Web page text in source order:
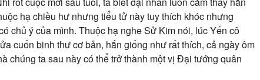
hạ chiều hư nhưng tiểu tử này tuy thích khóc nhưng
chủ ý của mình. Thuộc hạ nghe Sử Kim nói, lúc Yến cô
cuốn binh thư cơ bản, hắn giống như rất thích, cả ngày ôm
chúng ta sau này có thể trở thành một vị Đại tướng quân